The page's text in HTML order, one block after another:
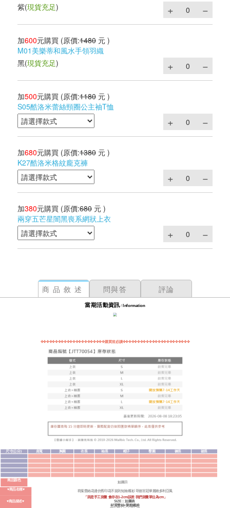
紫(現貨充足)
加600元購買 (原價:1480 元 )
M01美樂蒂和風水手領羽織
黑(現貨充足)
加500元購買 (原價:1180 元 )
S05酷洛米蕾絲頸圈公主袖T恤
加680元購買 (原價:1380 元 )
K27酷洛米格紋龐克褲
加380元購買 (原價:680 元 )
兩穿五芒星闇黑喪系網狀上衣
商品敘述 問與答 評論